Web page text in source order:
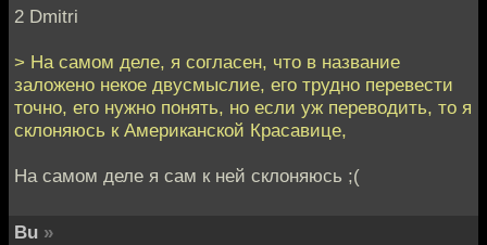
2 Dmitri
> На самом деле, я согласен, что в название
заложено некое двусмыслие, его трудно перевести
точно, его нужно понять, но если уж переводить, то я
склоняюсь к Американской Красавице,
На самом деле я сам к ней склоняюсь ;(
Bu »